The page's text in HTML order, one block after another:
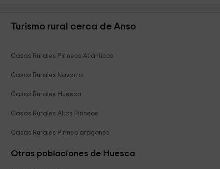
Turismo rural cerca de Anso
Casas Rurales Pirineos Atlánticos
Casas Rurales Navarra
Casas Rurales Huesca
Casas Rurales Altos Pirineos
Casas Rurales Pirineo aragonés
Otras poblaciones de Huesca